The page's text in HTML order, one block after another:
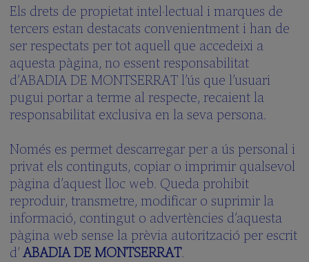
Els drets de propietat intel·lectual i marques de
tercers estan destacats convenientment i han de
ser respectats per tot aquell que accedeixi a
aquesta pàgina, no essent responsabilitat
d’ABADIA DE MONTSERRAT l’ús que l’usuari
pugui portar a terme al respecte, recaient la
responsabilitat exclusiva en la seva persona.
Només es permet descarregar per a ús personal i
privat els continguts, copiar o imprimir qualsevol
pàgina d’aquest lloc web. Queda prohibit
reproduir, transmetre, modificar o suprimir la
informació, contingut o advertències d’aquesta
pàgina web sense la prèvia autorització per escrit
d’ABADIA DE MONTSERRAT.